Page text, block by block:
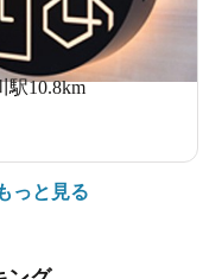
駅10.8km
っと見る